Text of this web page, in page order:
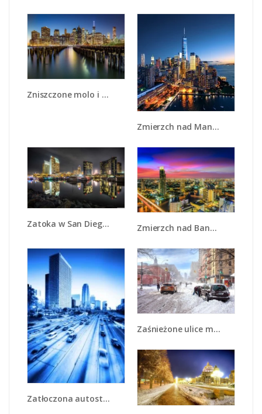
Zniszczone molo i widok na Manhattan - AM601
Zmierzch nad Manhattanem - AM749
Zatoka w San Diego - AM579 Zmierzch nad Bangkokiem - AM773
Zatłoczona autostrada w ruchu - AM028
Zaśnieżone ulice miasta - AM342